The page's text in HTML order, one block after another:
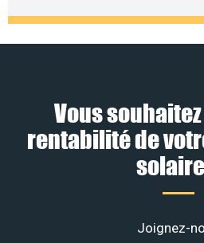
Vous
rentabilité de
Joignez-